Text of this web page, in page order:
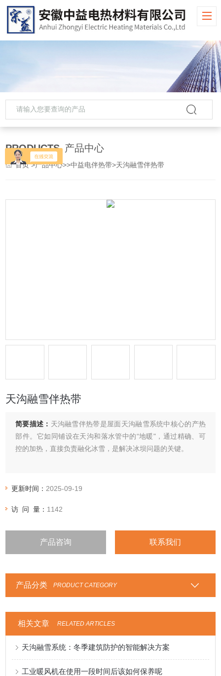
PRODUCTS 产品中心
首页>产品中心>>中益电伴热带>天沟融雪伴热带
天沟融雪伴热带
简要描述： 天沟融雪伴热带是​​屋面天沟融雪系统中核心的产热
部件​​。它如同铺设在天沟和落水管中的“地暖"，通过精确、可
控的加热，直接负责融化冰雪，是解决冰坝问题的关键。
更新时间： 2025-09-19
访 问 量： 1142
产品咨询 联系我们
产品分类 PRODUCT CATEGORY
相关文章 RELATED ARTICLES
天沟融雪系统：冬季建筑防护的智能解决方案
工业暖风机在使用一段时间后该如何保养呢